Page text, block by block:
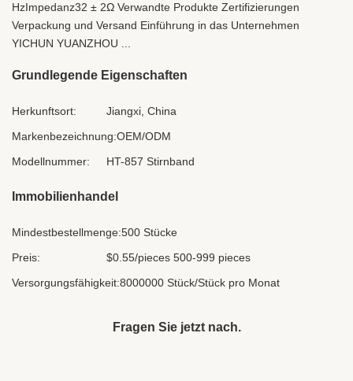
HzImpedanz32 ± 2Ω Verwandte Produkte Zertifizierungen
Verpackung und Versand Einführung in das Unternehmen
YICHUN YUANZHOU ...
Grundlegende Eigenschaften
Herkunftsort:
Jiangxi, China
Markenbezeichnung:OEM/ODM
Modellnummer:
HT-857 Stirnband
Immobilienhandel
Mindestbestellmenge:500 Stücke
Preis:
$0.55/pieces 500-999 pieces
Versorgungsfähigkeit:8000000 Stück/Stück pro Monat
Fragen Sie jetzt nach.